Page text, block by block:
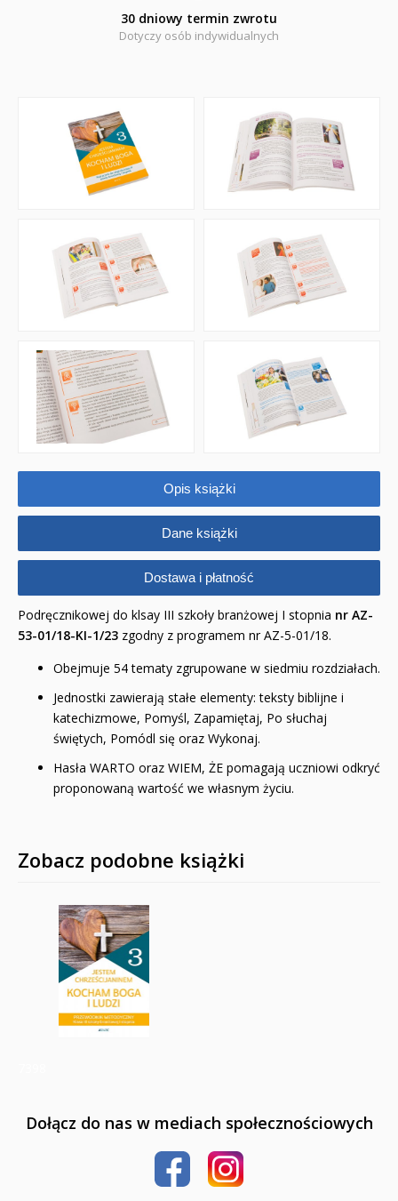
QUIZY I ŁAMIGŁÓWKI NA WAKACJE -35%
PROMOCJA ZESTAWY STARTOWE KAKADU
RELIGIJNE
PORADNIKI
DLA DZIECI
30 dniowy termin zwrotu
Dotyczy osób indywidualnych
Opis książki
Dane książki
Dostawa i płatność
Podręcznikowej do klsay III szkoły branżowej I stopnia nr AZ-
53-01/18-KI-1/23 zgodny z programem nr AZ-5-01/18.
Obejmuje 54 tematy zgrupowane w siedmiu rozdziałach.
Jednostki zawierają stałe elementy: teksty biblijne i
katechizmowe, Pomyśl, Zapamiętaj, Po­ słuchaj
świętych, Pomódl się oraz Wykonaj.
Hasła WARTO oraz WIEM, ŻE pomagają uczniowi odkryć
proponowaną wartość we własnym życiu.
Zobacz podobne książki
Dołącz do nas w mediach społecznościowych